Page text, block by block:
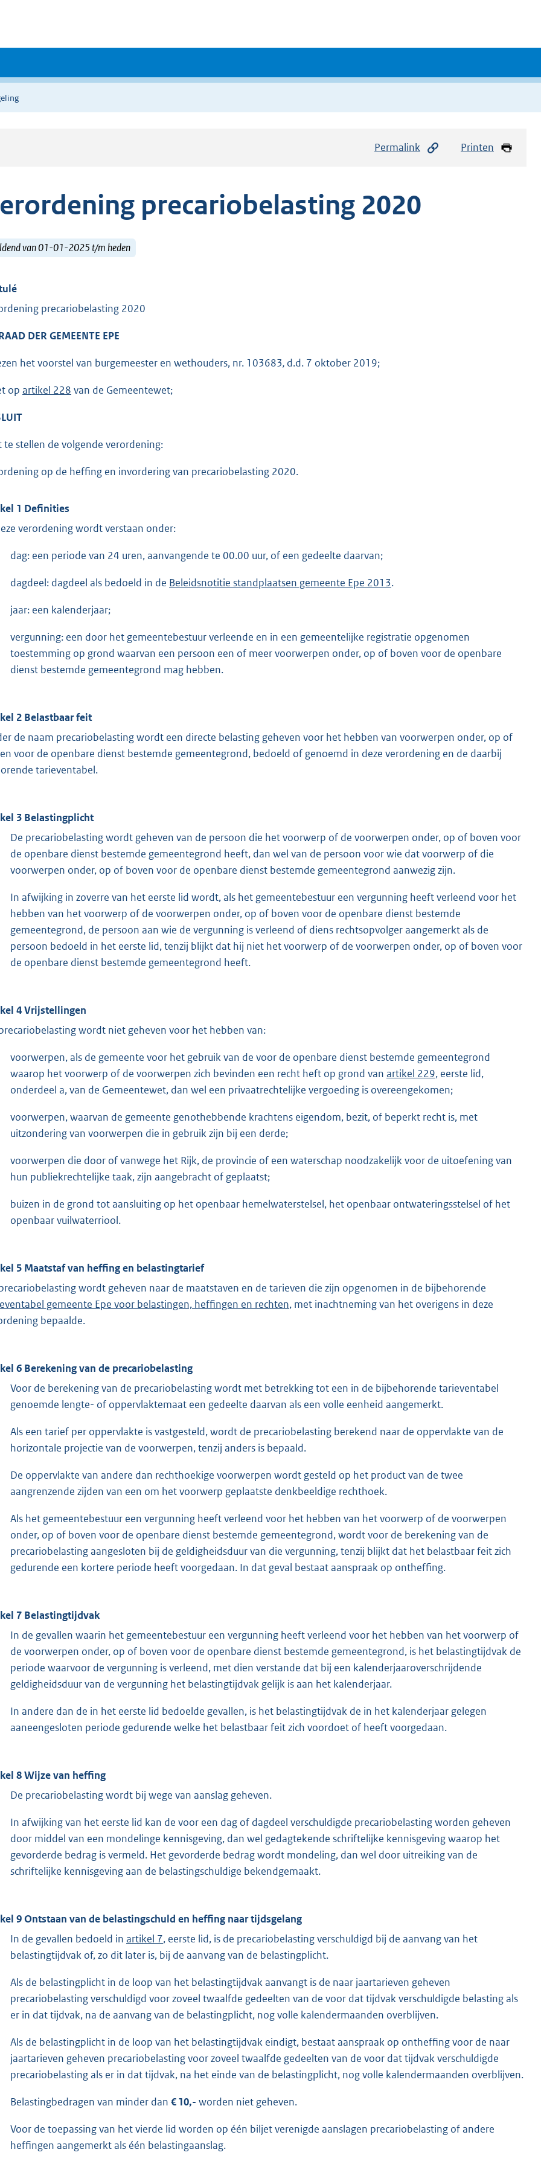
Permalink Printen
precariobelasting 2020
van 01-01-2025 t/m heden
precariobelasting 2020
DER GEMEENTE EPE
het voorstel van burgemeester en wethouders, nr. 103683, d.d. 7 oktober 2019;
op artikel 228 van de Gemeentewet;
te stellen de volgende verordening:
op de heffing en invordering van precariobelasting 2020.
1 Definities
verordening wordt verstaan onder:
dag: een periode van 24 uren, aanvangende te 00.00 uur, of een gedeelte daarvan;
dagdeel: dagdeel als bedoeld in de Beleidsnotitie standplaatsen gemeente Epe 2013.
jaar: een kalenderjaar;
vergunning: een door het gemeentebestuur verleende en in een gemeentelijke registratie opgenomen
toestemming op grond waarvan een persoon een of meer voorwerpen onder, op of boven voor de openbare
dienst bestemde gemeentegrond mag hebben.
2 Belastbaar feit
de naam precariobelasting wordt een directe belasting geheven voor het hebben van voorwerpen onder, op of
voor de openbare dienst bestemde gemeentegrond, bedoeld of genoemd in deze verordening en de daarbij
tarieventabel.
3 Belastingplicht
De precariobelasting wordt geheven van de persoon die het voorwerp of de voorwerpen onder, op of boven voor
de openbare dienst bestemde gemeentegrond heeft, dan wel van de persoon voor wie dat voorwerp of die
voorwerpen onder, op of boven voor de openbare dienst bestemde gemeentegrond aanwezig zijn.
In afwijking in zoverre van het eerste lid wordt, als het gemeentebestuur een vergunning heeft verleend voor het
hebben van het voorwerp of de voorwerpen onder, op of boven voor de openbare dienst bestemde
gemeentegrond, de persoon aan wie de vergunning is verleend of diens rechtsopvolger aangemerkt als de
persoon bedoeld in het eerste lid, tenzij blijkt dat hij niet het voorwerp of de voorwerpen onder, op of boven voor
de openbare dienst bestemde gemeentegrond heeft.
4 Vrijstellingen
wordt niet geheven voor het hebben van:
voorwerpen, als de gemeente voor het gebruik van de voor de openbare dienst bestemde gemeentegrond
waarop het voorwerp of de voorwerpen zich bevinden een recht heft op grond van artikel 229, eerste lid,
onderdeel a, van de Gemeentewet, dan wel een privaatrechtelijke vergoeding is overeengekomen;
voorwerpen, waarvan de gemeente genothebbende krachtens eigendom, bezit, of beperkt recht is, met
uitzondering van voorwerpen die in gebruik zijn bij een derde;
voorwerpen die door of vanwege het Rijk, de provincie of een waterschap noodzakelijk voor de uitoefening van
hun publiekrechtelijke taak, zijn aangebracht of geplaatst;
buizen in de grond tot aansluiting op het openbaar hemelwaterstelsel, het openbaar ontwateringsstelsel of het
openbaar vuilwaterriool.
5 Maatstaf van heffing en belastingtarief
wordt geheven naar de maatstaven en de tarieven die zijn opgenomen in de bijbehorende
gemeente Epe voor belastingen, heffingen en rechten, met inachtneming van het overigens in deze
bepaalde.
6 Berekening van de precariobelasting
Voor de berekening van de precariobelasting wordt met betrekking tot een in de bijbehorende tarieventabel
genoemde lengte- of oppervlaktemaat een gedeelte daarvan als een volle eenheid aangemerkt.
Als een tarief per oppervlakte is vastgesteld, wordt de precariobelasting berekend naar de oppervlakte van de
horizontale projectie van de voorwerpen, tenzij anders is bepaald.
De oppervlakte van andere dan rechthoekige voorwerpen wordt gesteld op het product van de twee
aangrenzende zijden van een om het voorwerp geplaatste denkbeeldige rechthoek.
Als het gemeentebestuur een vergunning heeft verleend voor het hebben van het voorwerp of de voorwerpen
onder, op of boven voor de openbare dienst bestemde gemeentegrond, wordt voor de berekening van de
precariobelasting aangesloten bij de geldigheidsduur van die vergunning, tenzij blijkt dat het belastbaar feit zich
gedurende een kortere periode heeft voorgedaan. In dat geval bestaat aanspraak op ontheffing.
7 Belastingtijdvak
In de gevallen waarin het gemeentebestuur een vergunning heeft verleend voor het hebben van het voorwerp of
de voorwerpen onder, op of boven voor de openbare dienst bestemde gemeentegrond, is het belastingtijdvak de
periode waarvoor de vergunning is verleend, met dien verstande dat bij een kalenderjaaroverschrijdende
geldigheidsduur van de vergunning het belastingtijdvak gelijk is aan het kalenderjaar.
In andere dan de in het eerste lid bedoelde gevallen, is het belastingtijdvak de in het kalenderjaar gelegen
aaneengesloten periode gedurende welke het belastbaar feit zich voordoet of heeft voorgedaan.
8 Wijze van heffing
De precariobelasting wordt bij wege van aanslag geheven.
In afwijking van het eerste lid kan de voor een dag of dagdeel verschuldigde precariobelasting worden geheven
door middel van een mondelinge kennisgeving, dan wel gedagtekende schriftelijke kennisgeving waarop het
gevorderde bedrag is vermeld. Het gevorderde bedrag wordt mondeling, dan wel door uitreiking van de
schriftelijke kennisgeving aan de belastingschuldige bekendgemaakt.
9 Ontstaan van de belastingschuld en heffing naar tijdsgelang
In de gevallen bedoeld in artikel 7, eerste lid, is de precariobelasting verschuldigd bij de aanvang van het
belastingtijdvak of, zo dit later is, bij de aanvang van de belastingplicht.
Als de belastingplicht in de loop van het belastingtijdvak aanvangt is de naar jaartarieven geheven
precariobelasting verschuldigd voor zoveel twaalfde gedeelten van de voor dat tijdvak verschuldigde belasting als
er in dat tijdvak, na de aanvang van de belastingplicht, nog volle kalendermaanden overblijven.
Als de belastingplicht in de loop van het belastingtijdvak eindigt, bestaat aanspraak op ontheffing voor de naar
jaartarieven geheven precariobelasting voor zoveel twaalfde gedeelten van de voor dat tijdvak verschuldigde
precariobelasting als er in dat tijdvak, na het einde van de belastingplicht, nog volle kalendermaanden overblijven.
Belastingbedragen van minder dan € 10,- worden niet geheven.
Voor de toepassing van het vierde lid worden op één biljet verenigde aanslagen precariobelasting of andere
heffingen aangemerkt als één belastingaanslag.